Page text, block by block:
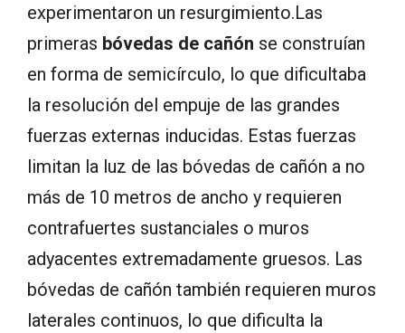
experimentaron un resurgimiento.Las
primeras bóvedas de cañón se construían
en forma de semicírculo, lo que dificultaba
la resolución del empuje de las grandes
fuerzas externas inducidas. Estas fuerzas
limitan la luz de las bóvedas de cañón a no
más de 10 metros de ancho y requieren
contrafuertes sustanciales o muros
adyacentes extremadamente gruesos. Las
bóvedas de cañón también requieren muros
laterales continuos, lo que dificulta la